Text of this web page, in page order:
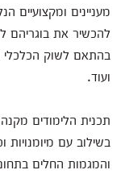
מעניינים
להכשיר את בוגריהם
בהתאם לשוק הכלכלי
ועוד.
תכנית הלימודים
בשילוב עם
והמגמות החלים